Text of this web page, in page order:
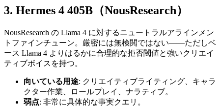
3. Hermes 4 405B（NousResearch）
NousResearch の Llama 4 に対するニュートラルアラインメン
トファインチューン。厳密には無検閲ではない——ただしベ
ース Llama 4 よりはるかに合理的な拒否閾値と強いクリエイ
ティブボイスを持つ。
向いている用途: クリエイティブライティング、キャラ
クター作業、ロールプレイ、ナラティブ。
弱点: 非常に具体的な事実クエリ。